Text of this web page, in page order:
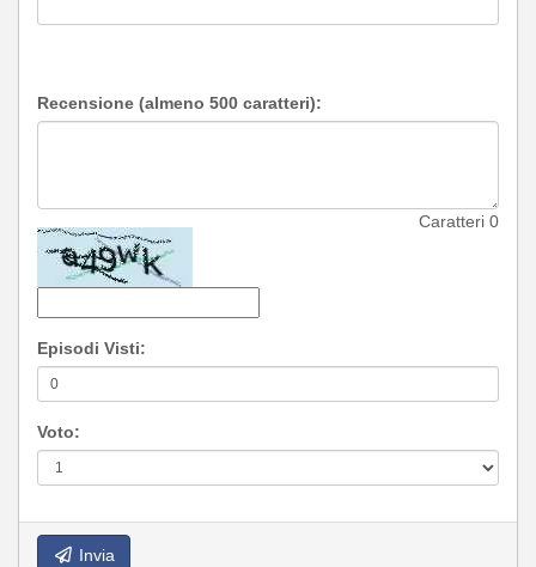
Recensione (almeno 500 caratteri):
Caratteri 0
Episodi Visti:
Voto:
Invia